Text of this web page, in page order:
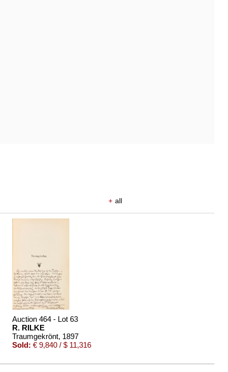
+ all
Auction 464 - Lot 63
R. RILKE
Traumgekrönt, 1897
Sold: € 9,840 / $ 11,316